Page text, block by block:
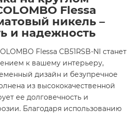
Flessa
никель –
и надежность
Flessa CB51RSB-NI станет
к вашему интерьеру,
дизайн и безупречное
из высококачественной
ее долговечность и
Благодаря использованию